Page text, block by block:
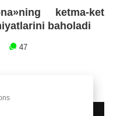
ketma-ket
baholadi
47